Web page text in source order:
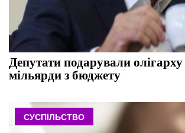
Депутати подарували
мільярди з бюджету
СУСПІЛЬСТВО